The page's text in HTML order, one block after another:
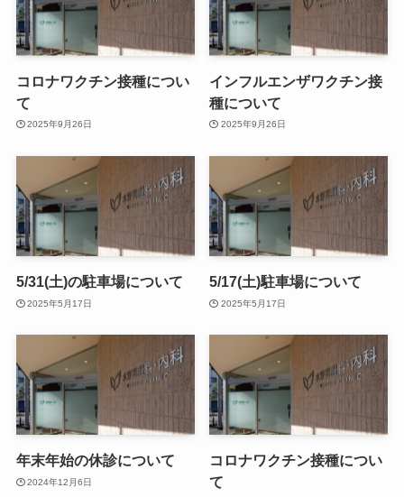
コロナワクチン接種につい
て
2025年9月26日
インフルエンザワクチン接
種について
2025年9月26日
5/31(土)の駐車場について
2025年5月17日
5/17(土)駐車場について
2025年5月17日
年末年始の休診について
2024年12月6日
コロナワクチン接種につい
て